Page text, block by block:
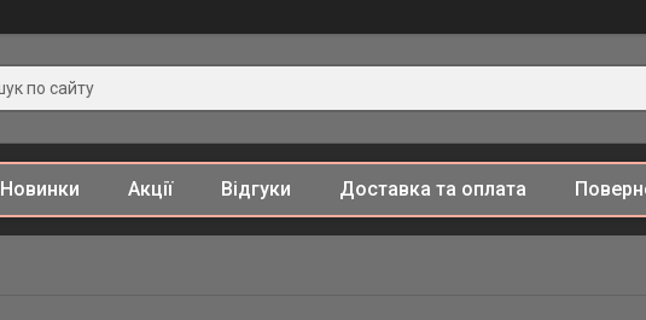
Новинки Акції Відгуки Доставка та оплата